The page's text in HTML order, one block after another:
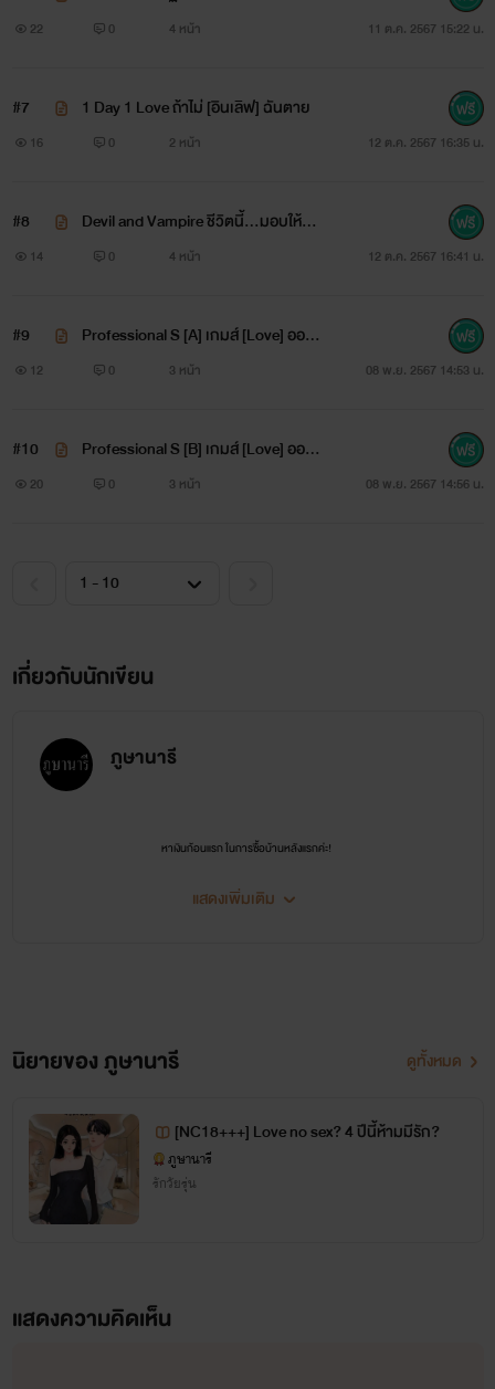
าน
22 0 4 หน้า 11 ต.ค. 2567 15:22 น.
#7 1 Day 1 Love ถ้าไม่ [อินเลิฟ] ฉันตาย
16 0 2 หน้า 12 ต.ค. 2567 16:35 น.
#8
Devil and Vampire ชีวิตนี้…มอบให้นา
14 0 4 หน้า 12 ต.ค. 2567 16:41 น.
#9
Professional S [A] เกมส์ [Love] ออนไ
ลน์ (แรนดี้)
12 0 3 หน้า 08 พ.ย. 2567 14:53 น.
#10
Professional S [B] เกมส์ [Love] ออนไ
ลน์ [เบบี้]
20 0 3 หน้า 08 พ.ย. 2567 14:56 น.
เกี่ยวกับนักเขียน
ภูษานารี
หาเงินก้อนแรก ในการซื้อบ้านหลังแรกค่ะ!
ฝากทุกคนเป็นกำลังใจให้ไรท์ด้วยนะคะ ฮึบๆ # ขอให้สนุกกับนิยายค่ะ
นักเขียนโนเนม เขียนนิยายสายหื่นสุดๆตามประสา มีความมโนสูง ถ้ารักก็กดอ่านกันเยอะๆนะ มว๊วฟๆ
((((ตอนนี้มีอยู่หลายเรื่องมากกกกกกกกก ใครชอบแนวไหนอ่านต่อได้เลย))))
แสดงเพิ่มเติม
นิยายของ ภูษานารี ดูทั้งหมด
[NC18+++] Love no sex? 4 ปีนี้ห้ามมีรัก?
ภูษานารี
รักวัยรุ่น
แสดงความคิดเห็น